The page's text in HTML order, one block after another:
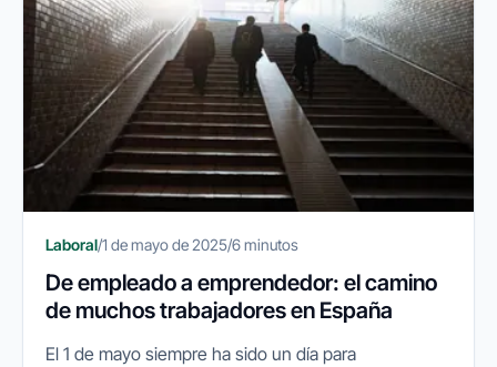
Laboral/1 de mayo de 2025/6 minutos
De empleado a emprendedor: el camino
de muchos trabajadores en España
El 1 de mayo siempre ha sido un día para